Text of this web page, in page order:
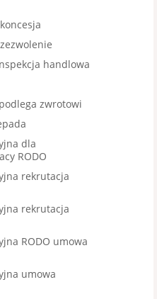
handlowa
zwrotowi
dla
RODO
rekrutacja
rekrutacja
RODO umowa
umowa